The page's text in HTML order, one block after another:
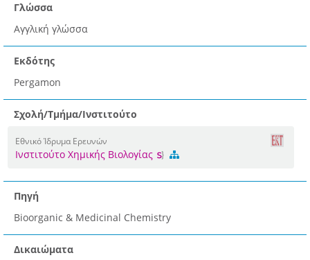
Γλώσσα
Αγγλική γλώσσα
Εκδότης
Pergamon
Σχολή/Τμήμα/Ινστιτούτο
Εθνικό Ίδρυμα Ερευνών
Ινστιτούτο Χημικής Βιολογίας
Πηγή
Bioorganic & Medicinal Chemistry
Δικαιώματα